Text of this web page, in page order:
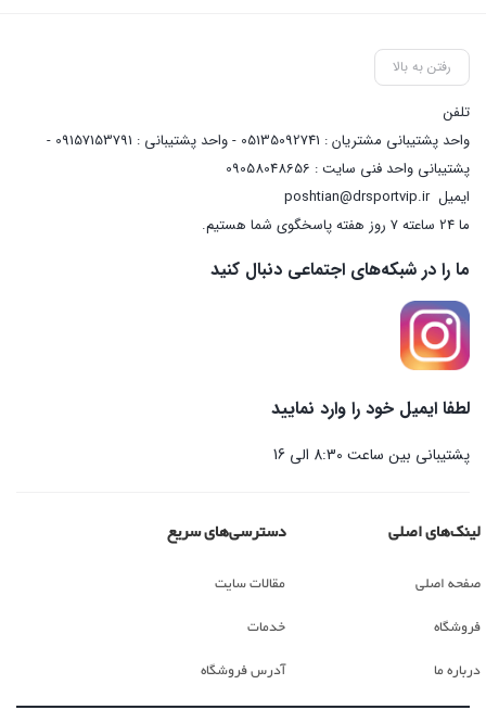
رفتن به بالا
تلفن
واحد پشتیبانی مشتریان : 05135092741 - واحد پشتیبانی : 09157153791 -
پشتیبانی واحد فنی سایت : 09058048656
ایمیلposhtian@drsportvip.ir
ما 24 ساعته 7 روز هفته پاسخگوی شما هستیم.
ما را در شبکه‌های اجتماعی دنبال کنید
لطفا ایمیل خود را وارد نمایید
پشتیبانی بین ساعت 8:30 الی 16
لینک‌های اصلی
صفحه اصلی
فروشگاه
درباره ما
دسترسی‌های سریع
مقالات سایت
خدمات
آدرس فروشگاه